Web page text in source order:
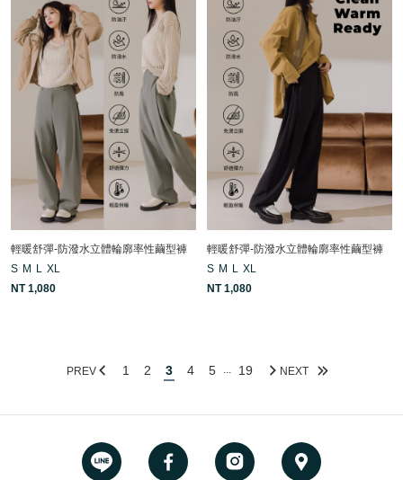
輕暖舒彈-防潑水立體輪廓率性繭型褲
S M L XL
NT 1,080
輕暖舒彈-防潑水立體輪廓率性繭型褲
S M L XL
NT 1,080
PREV 1 2 3 4 5 ... 19 NEXT